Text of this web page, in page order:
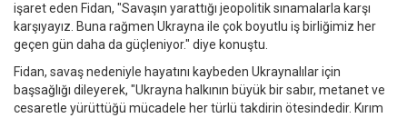
işaret eden Fidan, "Savaşın yarattığı jeopolitik sınamalarla karşı
karşıyayız. Buna rağmen Ukrayna ile çok boyutlu iş birliğimiz her
geçen gün daha da güçleniyor." diye konuştu.
Fidan, savaş nedeniyle hayatını kaybeden Ukraynalılar için
başsağlığı dileyerek, "Ukrayna halkının büyük bir sabır, metanet ve
cesaretle yürüttüğü mücadele her türlü takdirin ötesindedir. Kırım